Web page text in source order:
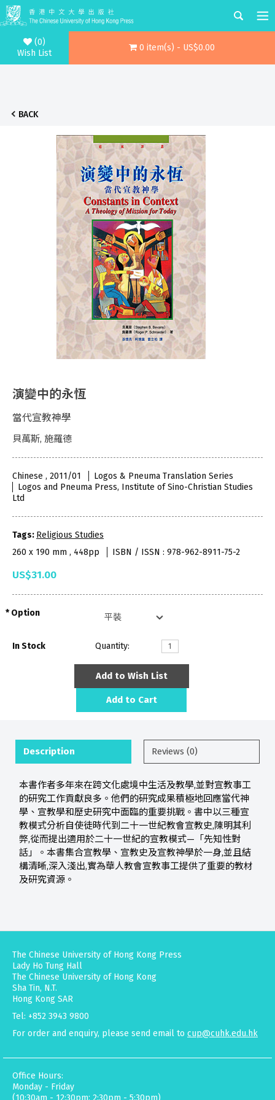
(0)
Wish List
0 item(s) - US$0.00
BACK
演變中的永恆
當代宣教神學
貝萬斯, 施羅德
Chinese , 2011/01
Logos & Pneuma Translation Series
Logos and Pneuma Press, Institute of Sino-Christian Studies
Ltd
Tags: Religious Studies
260 x 190 mm , 448pp
ISBN / ISSN : 978-962-8911-75-2
US$31.00
Option
In Stock Quantity:
Add to Wish List
Add to Cart
Description Reviews (0)
本書作者多年來在跨文化處境中生活及教學,並對宣教事工
的研究工作貢獻良多。他們的研究成果積極地回應當代神
學、宣教學和歷史研究中面臨的重要挑戰。書中以三種宣
教模式分析自使徒時代到二十一世紀教會宣教史,陳明其利
弊,從而提出適用於二十一世紀的宣教模式—「先知性對
話」。本書集合宣教學、宣教史及宣教神學於一身,並且結
構清晰,深入淺出,實為華人教會宣教事工提供了重要的教材
及研究資源。
The Chinese University of Hong Kong Press
Lady Ho Tung Hall
The Chinese University of Hong Kong
Sha Tin, N.T.
Hong Kong SAR
Tel: +852 3943 9800
For order and enquiry, please send email to cup@cuhk.edu.hk
Office Hours:
Monday - Friday
(10:30am - 12:30pm; 2:30pm - 5:30pm)